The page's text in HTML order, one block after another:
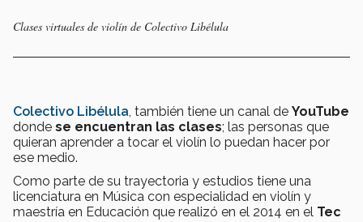
Clases virtuales de violín de Colectivo Libélula
Colectivo Libélula, también tiene un canal de YouTube
donde se encuentran las clases; las personas que
quieran aprender a tocar el violín lo puedan hacer por
ese medio.
Como parte de su trayectoria y estudios tiene una
licenciatura en Música con especialidad en violín y
maestría en Educación que realizó en el 2014 en el Tec